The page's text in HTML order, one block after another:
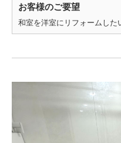
お客様のご要望
和室を洋室にリフォームした